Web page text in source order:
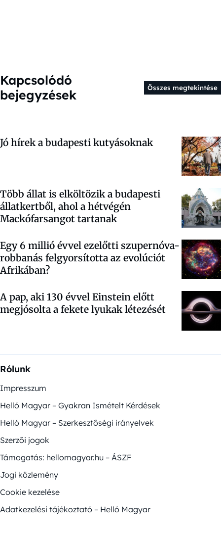
Kapcsolódó
bejegyzések
Összes megtekintése
Jó hírek a budapesti kutyásoknak
Több állat is elköltözik a budapesti
állatkertből, ahol a hétvégén
Mackófarsangot tartanak
Egy 6 millió évvel ezelőtti szupernóva-
robbanás felgyorsította az evolúciót
Afrikában?
A pap, aki 130 évvel Einstein előtt
megjósolta a fekete lyukak létezését
Rólunk
Impresszum
Helló Magyar – Gyakran Ismételt Kérdések
Helló Magyar – Szerkesztőségi irányelvek
Szerzői jogok
Támogatás: hellomagyar.hu – ÁSZF
Jogi közlemény
Cookie kezelése
Adatkezelési tájékoztató – Helló Magyar